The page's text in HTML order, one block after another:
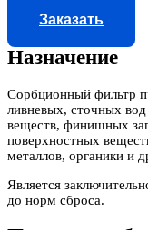
Заказать
Назначение
Сорбционный фильтр
ливневых, сточных
веществ, финишных
поверхностных
металлов, органики и
Является
до норм сброса.